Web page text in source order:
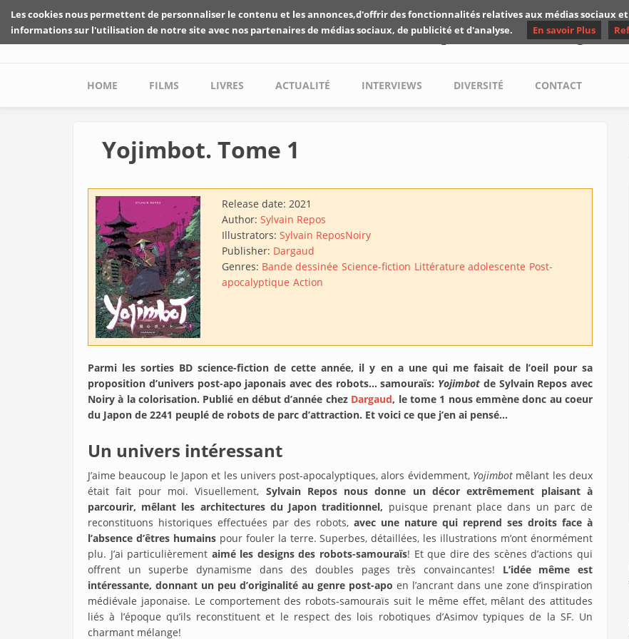
Skip to main content
Les critiques de
Main menu
HOME FILMS LIVRES ACTUALITÉ INTERVIEWS DIVERSITÉ CONTACT
Yojimbot. Tome 1
Release date: 2021
Author: Sylvain Repos
Illustrators: Sylvain ReposNoiry
Publisher: Dargaud
Genres: Bande dessinée Science-fiction Littérature adolescente Post-
apocalyptique Action
Parmi les sorties BD science-fiction de cette année, il y en a une qui me faisait de l’oeil pour sa
proposition d’univers post-apo japonais avec des robots… samouraïs: Yojimbot de Sylvain Repos avec
Noiry à la colorisation. Publié en début d’année chez Dargaud, le tome 1 nous emmène donc au coeur
du Japon de 2241 peuplé de robots de parc d’attraction. Et voici ce que j’en ai pensé…
Un univers intéressant
J’aime beaucoup le Japon et les univers post-apocalyptiques, alors évidemment, Yojimbot mêlant les deux
était fait pour moi. Visuellement, Sylvain Repos nous donne un décor extrêmement plaisant à
parcourir, mêlant les architectures du Japon traditionnel, puisque prenant place dans un parc de
reconstituons historiques effectuées par des robots, avec une nature qui reprend ses droits face à
l’absence d’êtres humainspour fouler la terre. Superbes, détaillées, les illustrations m’ont énormément
plu. J’ai particulièrement aimé les designs des robots-samouraïs! Et que dire des scènes d’actions qui
offrent un superbe dynamisme dans des doubles pages très convaincantes! L’idée même est
intéressante, donnant un peu d’originalité au genre post-apo en l’ancrant dans une zone d’inspiration
médiévale japonaise. Le comportement des robots-samouraïs suit le même effet, mêlant des attitudes
liés à l’époque qu’ils reconstituent et le respect des lois robotiques d’Asimov typiques de la SF. Un
charmant mélange!
Les cookies nous permettent de personnaliser le contenu et les annonces,d'offrir des fonctionnalités relatives aux médias sociaux
informations sur l'utilisation de notre site avec nos partenaires de médias sociaux, de publicité et d'analyse.
En savoir Plus